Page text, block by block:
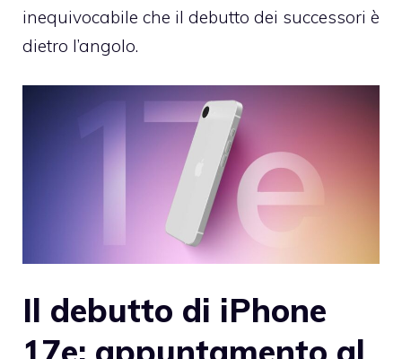
inequivocabile che il debutto dei successori è
dietro l’angolo.
Il debutto di iPhone